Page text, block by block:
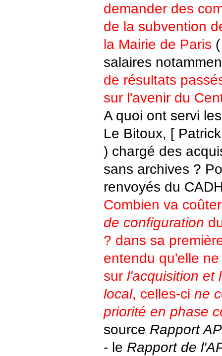
demander des
de la subvention
la Mairie de Paris
salaires
de résultats
sur l'avenir du
A quoi ont servi
Le Bitoux, [
) chargé des
sans archives ?
renvoyés du
Combien va
de configuration
? dans sa
entendu qu'elle
sur l'acquisition et
local, celles-ci ne
priorité en phase
source Rapport
- le Rapport de